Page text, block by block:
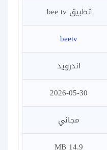
تطبيق bee tv
beetv
اندرويد
2026-05-30
مجاني
14.9 MB